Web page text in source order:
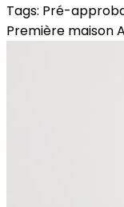
Tags: Pré-
Première maison